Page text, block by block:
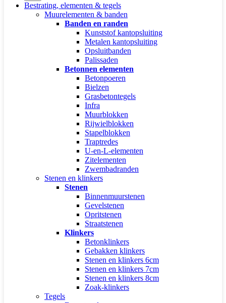
Bestrating, elementen & tegels
Muurelementen & banden
Banden en randen
Kunststof kantopsluiting
Metalen kantopsluiting
Opsluitbanden
Palissaden
Betonnen elementen
Betonpoeren
Bielzen
Grasbetontegels
Infra
Muurblokken
Rijwielblokken
Stapelblokken
Traptredes
U-en-L-elementen
Zitelementen
Zwembadranden
Stenen en klinkers
Stenen
Binnenmuurstenen
Gevelstenen
Opritstenen
Straatstenen
Klinkers
Betonklinkers
Gebakken klinkers
Stenen en klinkers 6cm
Stenen en klinkers 7cm
Stenen en klinkers 8cm
Zoak-klinkers
Tegels